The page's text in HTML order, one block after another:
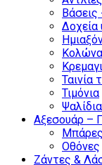
Δοχεία
Κολώνα
Ταινία
Τιμόνια
Ψαλίδια
Αξεσουάρ –
Οθόνες
Ζάντες &